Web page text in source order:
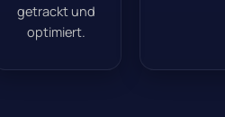
getrackt und
optimiert.